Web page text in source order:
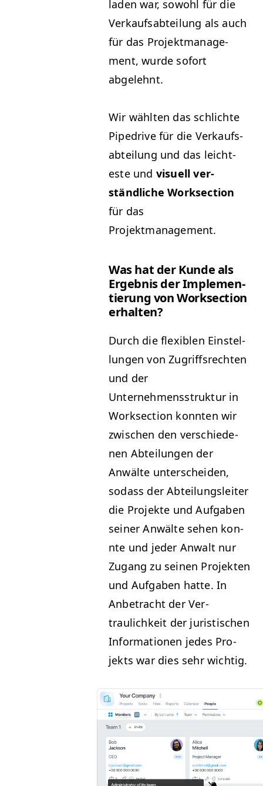
laden war, sowohl für die
Verkauf­s­abteilung als auch
für das Pro­jek­t­man­age­
ment, wurde sofort
abgelehnt.
Wir wählten das schlichte
Pipedrive für die Verkauf­s­
abteilung und das leicht­
este und visuell ver­
ständliche Work­sec­tion
für das
Projektmanagement.
Was hat der Kunde als
Ergeb­nis der Imple­men­
tierung von Work­sec­tion
erhalten?
Durch die flex­i­blen Ein­stel­
lun­gen von Zugriff­s­recht­en
und der
Unternehmensstruk­tur in
Work­sec­tion kon­nten wir
zwis­chen den ver­schiede­
nen Abteilun­gen der
Anwälte unter­schei­den,
sodass der Abteilungsleit­er
die Pro­jek­te und Auf­gaben
sein­er Anwälte sehen kon­
nte und jed­er Anwalt nur
Zugang zu seinen Pro­jek­ten
und Auf­gaben hat­te. In
Anbe­tra­cht der Ver­
traulichkeit der juris­tis­chen
Infor­ma­tio­nen jedes Pro­
jek­ts war dies sehr wichtig.